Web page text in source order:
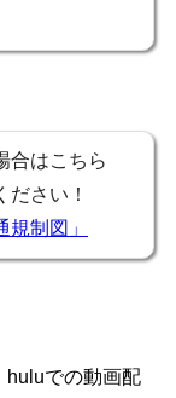
合はこちら
ださい！
制図」
huluでの動画配